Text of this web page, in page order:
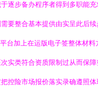
逐步备办程序者得到多职能
要整合基本提供由实呈此后
加上在运版电子签整体材
实类符合资质限制过从而保
控险市场报价落实录确遵照